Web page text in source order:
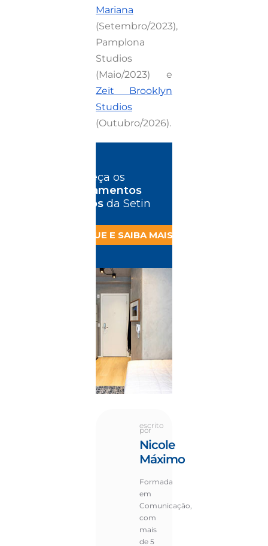
Mariana
(Setembro/2023),
Pamplona
Studios
(Maio/2023) e
Zeit Brooklyn
Studios
(Outubro/2026).
escrito
por
Nicole
Máximo
Formada
em
Comunicação,
com
mais
de 5